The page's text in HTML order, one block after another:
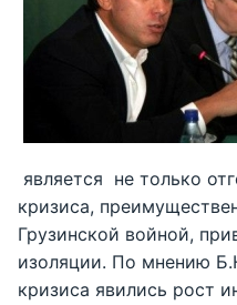
является не только
кризиса,
Грузинской войной,
изоляции. По мнению
кризиса явились рост